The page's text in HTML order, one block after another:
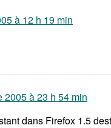
à 12 h 19 min
2005 à 23 h 54 min
dans Firefox 1.5